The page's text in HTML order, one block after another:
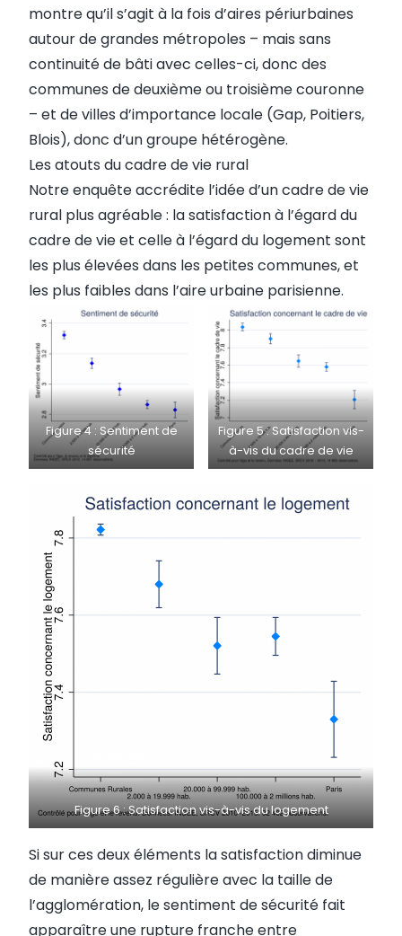
montre qu’il s’agit à la fois d’aires périurbaines
autour de grandes métropoles – mais sans
continuité de bâti avec celles-ci, donc des
communes de deuxième ou troisième couronne
– et de villes d’importance locale (Gap, Poitiers,
Blois), donc d’un groupe hétérogène.
Les atouts du cadre de vie rural
Notre enquête accrédite l’idée d’un cadre de vie
rural plus agréable : la satisfaction à l’égard du
cadre de vie et celle à l’égard du logement sont
les plus élevées dans les petites communes, et
les plus faibles dans l’aire urbaine parisienne.
Figure 4 : Sentiment de
sécurité
Figure 5 : Satisfaction vis-
à-vis du cadre de vie
Figure 6 : Satisfaction vis-à-vis du logement
Si sur ces deux éléments la satisfaction diminue
de manière assez régulière avec la taille de
l’agglomération, le sentiment de sécurité fait
apparaître une rupture franche entre